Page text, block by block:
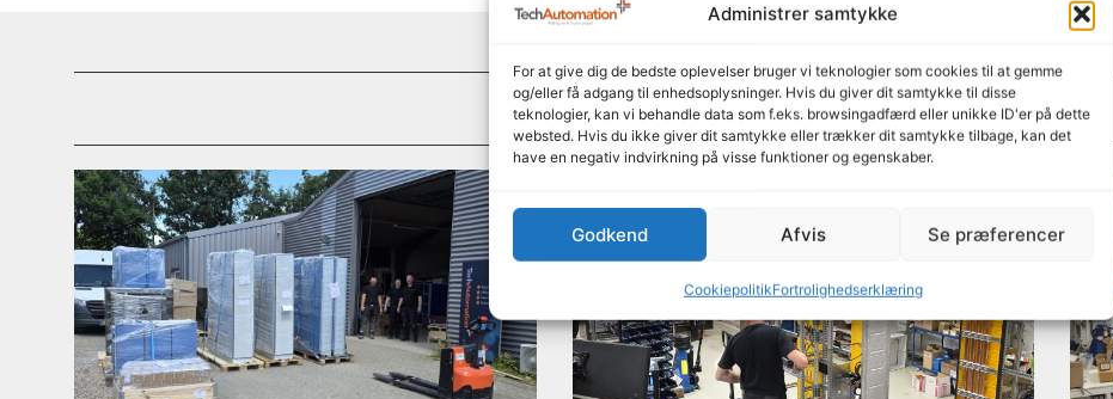
Administrer samtykke
For at give dig de bedste oplevelser bruger vi teknologier som cookies til at gemme
og/eller få adgang til enhedsoplysninger. Hvis du giver dit samtykke til disse
teknologier, kan vi behandle data som f.eks. browsingadfærd eller unikke ID'er på dette
websted. Hvis du ikke giver dit samtykke eller trækker dit samtykke tilbage, kan det
have en negativ indvirkning på visse funktioner og egenskaber.
Godkend Afvis Se præferencer
CookiepolitikFortrolighedserklæring
Her kan du læse mere